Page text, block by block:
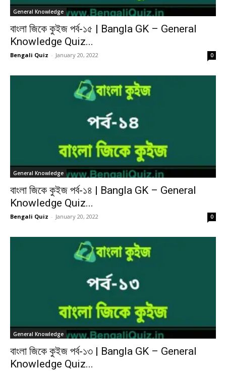
General Knowledge
বাংলা জিকে কুইজ পর্ব-১৫ | Bangla GK – General
Knowledge Quiz...
Bengali Quiz - January 20, 2022 0
General Knowledge
বাংলা জিকে কুইজ পর্ব-১৪ | Bangla GK – General
Knowledge Quiz...
Bengali Quiz - January 20, 2022 0
General Knowledge
বাংলা জিকে কুইজ পর্ব-১৩ | Bangla GK – General
Knowledge Quiz...